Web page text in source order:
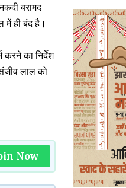
बरामद
में ही बंद है।
करने का निर्देश
लाल को
Now